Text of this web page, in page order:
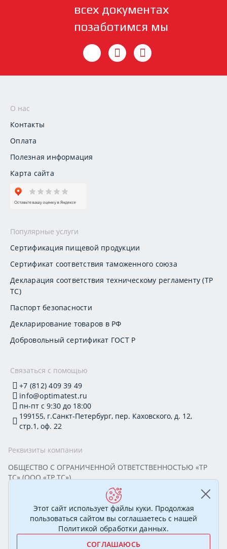
всех документах
позаботимся мы
О нас
Контакты
Оплата
Полезная информация
Карта сайта
Популярные услуги
Сертификация пищевой продукции
Сертификат соответствия таможенного союза
Декларация соответствия техническому регламенту (ТР
ТС)
Паспорт безопасности
Декларирование товаров в РФ
Добровольный сертификат ГОСТ Р
Связаться с помощью
+7 (812) 409 39 49
info@optimatest.ru
пн-пт с 9:30 до 18:00
199155, г.Санкт-Петербург, пер. Каховского, д. 12,
стр.1, оф. 22
Реквизиты компании
ОБЩЕСТВО С ОГРАНИЧЕННОЙ ОТВЕТСТВЕННОСТЬЮ «ТР
ТС» (ООО «ТР ТС»)
Юридический адрес: 199155, г. Санкт-Петербург, пер.
Каховского, д. 12, стр. 1, помещение 22-Н
ИНН 7813295032 КПП 780101001 ОГРН 1177847388894
ОКПО 20395319 Генеральный директор: Соколова Алёна
Этот сайт использует файлы куки. Продолжая
пользоваться сайтом вы соглашаетесь с нашей
Политикой обработки данных.
СОГЛАШАЮСЬ